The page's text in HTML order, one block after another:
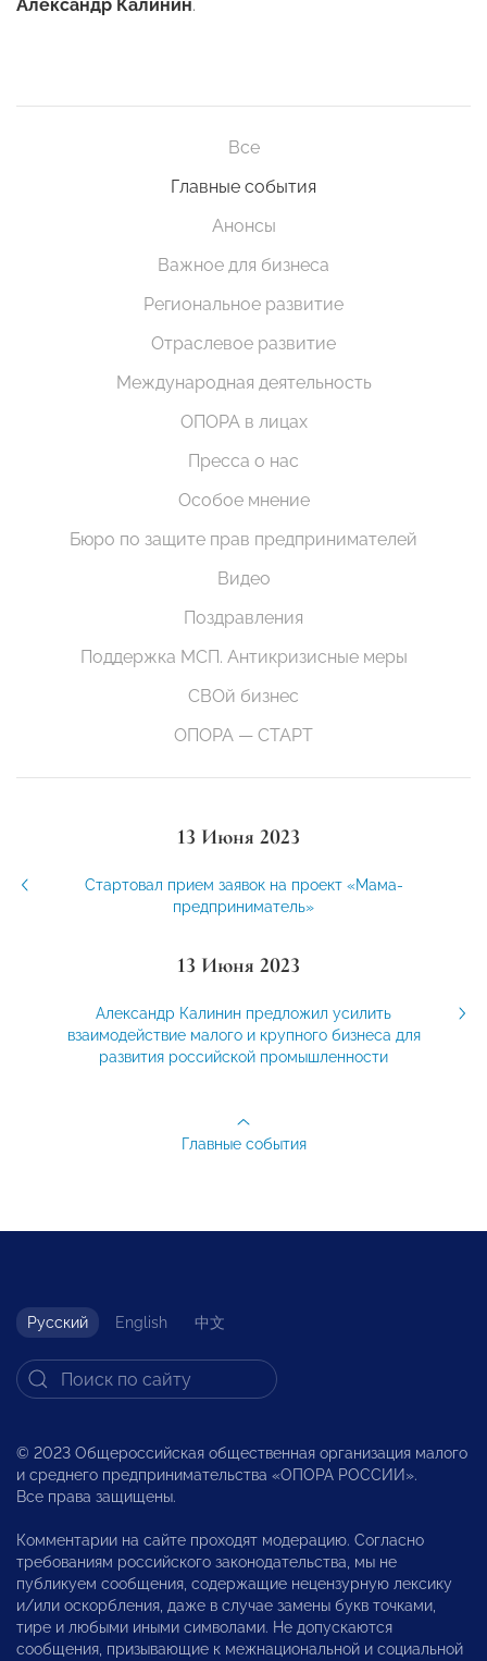
Александр Калинин.
Все
Главные события
Анонсы
Важное для бизнеса
Региональное развитие
Отраслевое развитие
Международная деятельность
ОПОРА в лицах
Пресса о нас
Особое мнение
Бюро по защите прав предпринимателей
Видео
Поздравления
Поддержка МСП. Антикризисные меры
СВОй бизнес
ОПОРА — СТАРТ
13 Июня 2023
Стартовал прием заявок на проект «Мама-
предприниматель»
13 Июня 2023
Александр Калинин предложил усилить
взаимодействие малого и крупного бизнеса для
развития российской промышленности
Главные события
Русский English 中文
© 2023 Общероссийская общественная организация малого
и среднего предпринимательства «ОПОРА РОССИИ».
Все права защищены.
Комментарии на сайте проходят модерацию. Согласно
требованиям российского законодательства, мы не
публикуем сообщения, содержащие нецензурную лексику
и/или оскорбления, даже в случае замены букв точками,
тире и любыми иными символами. Не допускаются
сообщения, призывающие к межнациональной и социальной